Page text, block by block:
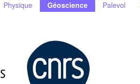
Physique Géoscience Palevol